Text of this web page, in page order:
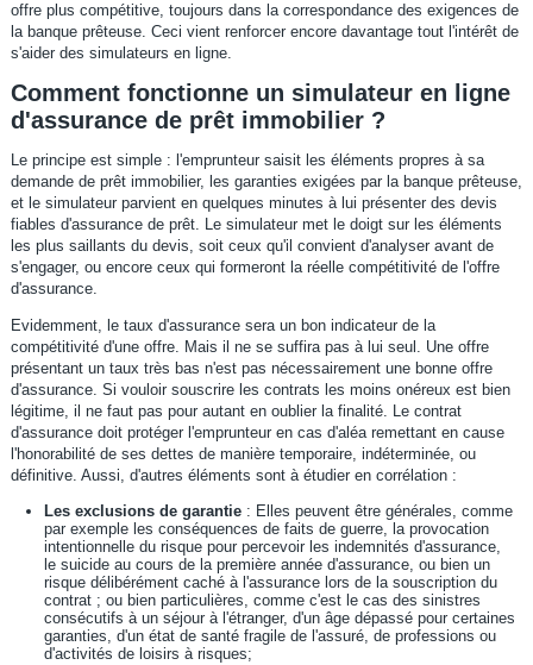
offre plus compétitive, toujours dans la correspondance des exigences de
la banque prêteuse. Ceci vient renforcer encore davantage tout l'intérêt de
s'aider des simulateurs en ligne.
Comment fonctionne un simulateur en ligne
d'assurance de prêt immobilier ?
Le principe est simple : l'emprunteur saisit les éléments propres à sa
demande de prêt immobilier, les garanties exigées par la banque prêteuse,
et le simulateur parvient en quelques minutes à lui présenter des devis
fiables d'assurance de prêt. Le simulateur met le doigt sur les éléments
les plus saillants du devis, soit ceux qu'il convient d'analyser avant de
s'engager, ou encore ceux qui formeront la réelle compétitivité de l'offre
d'assurance.
Evidemment, le taux d'assurance sera un bon indicateur de la
compétitivité d'une offre. Mais il ne se suffira pas à lui seul. Une offre
présentant un taux très bas n'est pas nécessairement une bonne offre
d'assurance. Si vouloir souscrire les contrats les moins onéreux est bien
légitime, il ne faut pas pour autant en oublier la finalité. Le contrat
d'assurance doit protéger l'emprunteur en cas d'aléa remettant en cause
l'honorabilité de ses dettes de manière temporaire, indéterminée, ou
définitive. Aussi, d'autres éléments sont à étudier en corrélation :
Les exclusions de garantie: Elles peuvent être générales, comme
par exemple les conséquences de faits de guerre, la provocation
intentionnelle du risque pour percevoir les indemnités d'assurance,
le suicide au cours de la première année d'assurance, ou bien un
risque délibérément caché à l'assurance lors de la souscription du
contrat ; ou bien particulières, comme c'est le cas des sinistres
consécutifs à un séjour à l'étranger, d'un âge dépassé pour certaines
garanties, d'un état de santé fragile de l'assuré, de professions ou
d'activités de loisirs à risques;